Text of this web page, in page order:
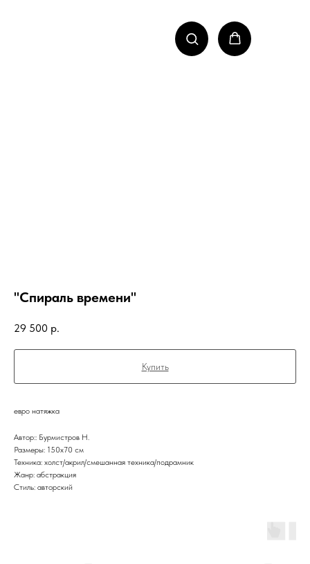
"Спираль времени"
29 500 р.
Купить
евро натяжка
Автор:: Бурмистров Н.
Размеры: 150х70 см
Техника: холст/акрил/смешанная техника/подрамник
Жанр: абстракция
Стиль: авторский